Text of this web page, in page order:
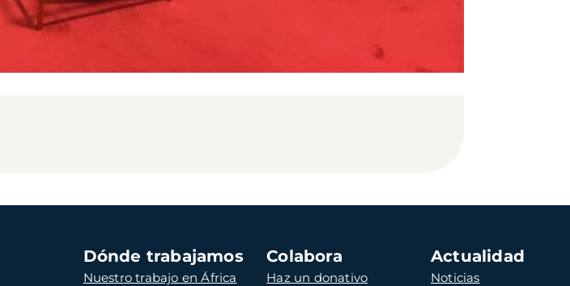
Dónde trabajamos
Nuestro trabajo en África
Colabora
Haz un donativo
Actualidad
Noticias